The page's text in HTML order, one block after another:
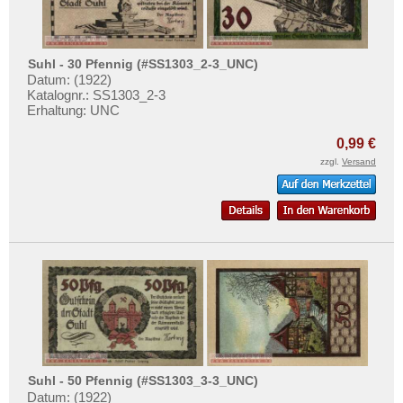
Testbanknoten
Banknotenbriefe
Kataloge
Aufbewahrung
Gutscheine
Preislisten
Ankauf
Erhaltungsgrade
Gratisbanknoten
FAQ
Suhl - 30 Pfennig (#SS1303_2-3_UNC)
Datum: (1922)
Katalognr.: SS1303_2-3
Erhaltung: UNC
0,99 €
zzgl. Versand
Suhl - 50 Pfennig (#SS1303_3-3_UNC)
Datum: (1922)